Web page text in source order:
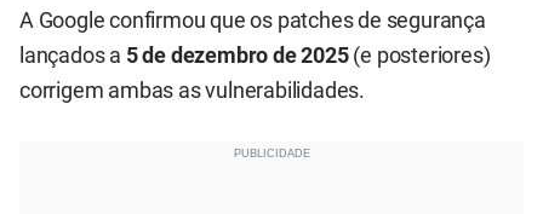
A Google confirmou que os patches de segurança
lançados a 5 de dezembro de 2025(e posteriores)
corrigem ambas as vulnerabilidades.